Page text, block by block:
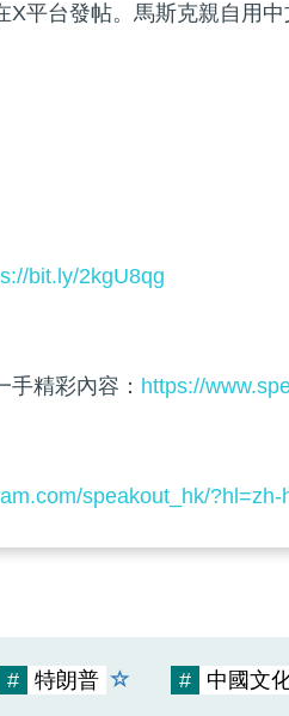
平台發帖。馬斯克親自用
bit.ly/2kgU8qg
精彩內容： https://
speakout_hk/?hl=zh-
# 特朗普 # 中國文